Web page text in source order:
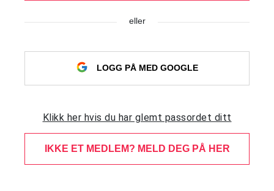
eller
LOGG PÅ MED GOOGLE
Klikk her hvis du har glemt passordet ditt
IKKE ET MEDLEM? MELD DEG PÅ HER